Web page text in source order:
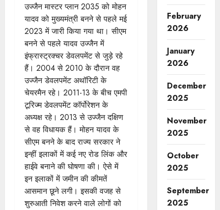
उज्जैन मास्टर प्लान 2035 को मोहन
यादव को मुख्यमंत्री बनने से पहले मई
2023 में जारी किया गया था। सीएम
बनने से पहले यादव उज्जैन में
इंफ्रास्ट्रक्चर डेवलपमेंट से जुड़े रहे
हैं। 2004 से 2010 के दौरान वह
उज्जैन डेवलपमेंट अथॉरिटी के
चेयरमैन रहे। 2011-13 के बीच एमपी
टूरिज्म डेवलपमेंट कॉर्पोरेशन के
अध्यक्ष रहे। 2013 से उज्जैन दक्षिण
से वह विधायक हैं। मोहन यादव के
सीएम बनने के बाद राज्य सरकार ने
इन्हीं इलाकों में कई नए रोड लिंक और
हाईवे बनाने की घोषणा की। ऐसे में
इन इलाकों में जमीन की कीमतें
आसमान छूने लगी। इसकी वजह से
शुरुआती निवेश करने वाले लोगों को
February
2026
January
2026
December
2025
November
2025
October
2025
September
2025